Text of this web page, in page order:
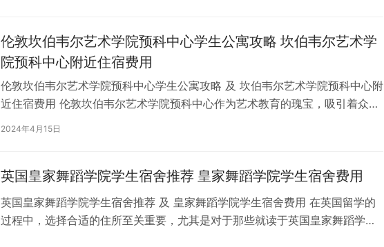
伦敦坎伯韦尔艺术学院预科中心学生公寓攻略 坎伯韦尔艺术学
院预科中心附近住宿费用
伦敦坎伯韦尔艺术学院预科中心学生公寓攻略 及 坎伯韦尔艺术学院预科中心附
近住宿费用 伦敦坎伯韦尔艺术学院预科中心作为艺术教育的瑰宝，吸引着众多
2024年4月15日
英国皇家舞蹈学院学生宿舍推荐 皇家舞蹈学院学生宿舍费用
英国皇家舞蹈学院学生宿舍推荐 及 皇家舞蹈学院学生宿舍费用 在英国留学的
过程中，选择合适的住所至关重要，尤其是对于那些就读于英国皇家舞蹈学院